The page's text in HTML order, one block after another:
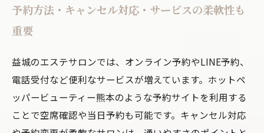
予約方法・キャンセル対応・サービスの柔軟性も
重要
益城のエステサロンでは、オンライン予約やLINE予約、
電話受付など便利なサービスが増えています。ホットペ
ッパービューティー熊本のような予約サイトを利用する
ことで空席確認や当日予約も可能です。キャンセル対応